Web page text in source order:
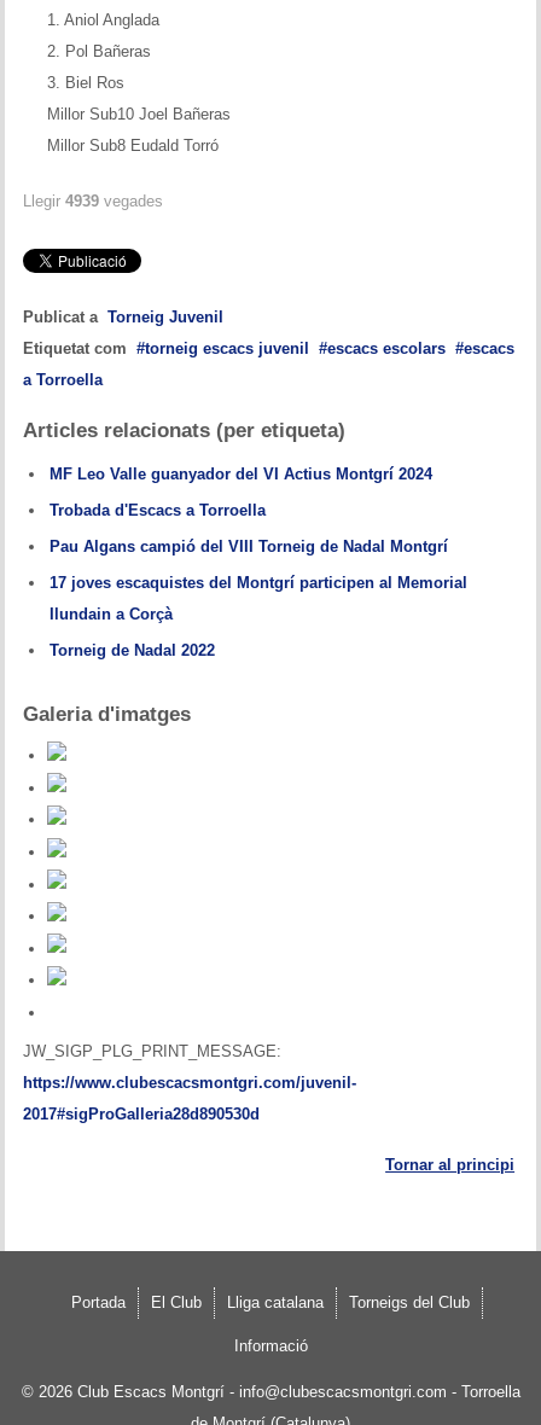
Tàctica
Llibres
1. Aniol Anglada
2. Pol Bañeras
3. Biel Ros
Millor Sub10 Joel Bañeras
Millor Sub8 Eudald Torró
Llegir 4939 vegades
Publicat a Torneig Juvenil
Etiquetat com
torneig escacs juvenil escacs escolars
escacs
a Torroella
Articles relacionats (per etiqueta)
MF Leo Valle guanyador del VI Actius Montgrí 2024
Trobada d'Escacs a Torroella
Pau Algans campió del VIII Torneig de Nadal Montgrí
17 joves escaquistes del Montgrí participen al Memorial
Ilundain a Corçà
Torneig de Nadal 2022
Galeria d'imatges
JW_SIGP_PLG_PRINT_MESSAGE:
https://www.clubescacsmontgri.com/juvenil-
2017#sigProGalleria28d890530d
Tornar al principi
Portada El Club Lliga catalana Torneigs del Club
Informació
© 2026 Club Escacs Montgrí- info@clubescacsmontgri.com - Torroella